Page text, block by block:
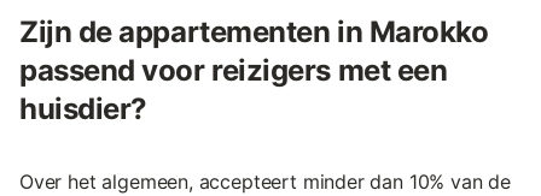
Zijn de appartementen in Marokko
passend voor reizigers met een
huisdier?
Over het algemeen, accepteert minder dan 10% van de